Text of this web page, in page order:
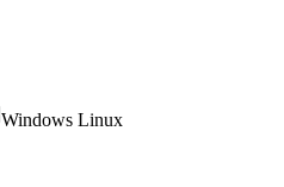
Windows Linux